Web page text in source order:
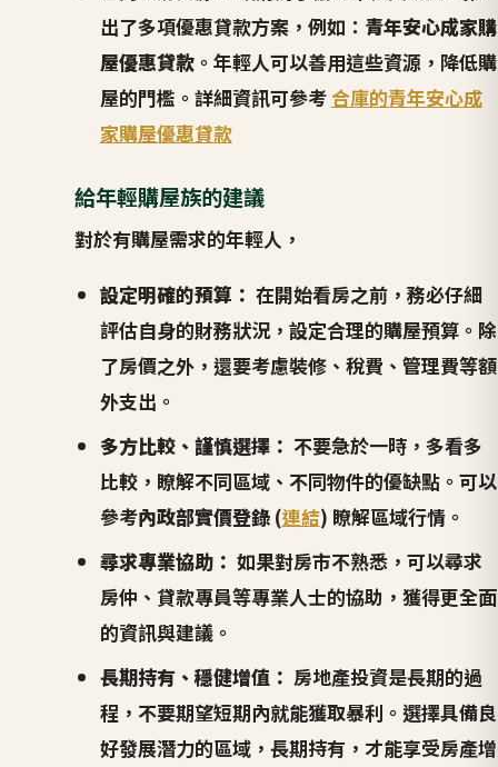
出了多項優惠貸款方案，例如： 青年安心成家購
屋優惠貸款。年輕人可以善用這些資源，降低購
屋的門檻。詳細資訊可參考合庫的青年安心成
家購屋優惠貸款
給年輕購屋族的建議
對於有購屋需求的年輕人，
設定明確的預算： 在開始看房之前，務必仔細
評估自身的財務狀況，設定合理的購屋預算。除
了房價之外，還要考慮裝修、稅費、管理費等額
外支出。
多方比較、謹慎選擇： 不要急於一時，多看多
比較，瞭解不同區域、不同物件的優缺點。可以
參考內政部實價登錄(連結) 瞭解區域行情。
尋求專業協助： 如果對房市不熟悉，可以尋求
房仲、貸款專員等專業人士的協助，獲得更全面
的資訊與建議。
長期持有、穩健增值： 房地產投資是長期的過
程，不要期望短期內就能獲取暴利。選擇具備良
好發展潛力的區域，長期持有，才能享受房產增